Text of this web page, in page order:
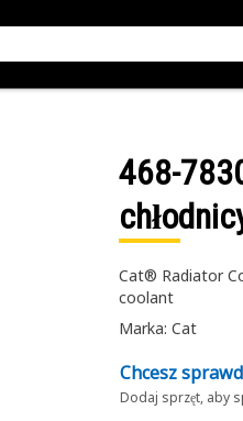
468-
Cat® Radiator
coolant
Marka: Cat
Chcesz
Dodaj sprzęt, aby